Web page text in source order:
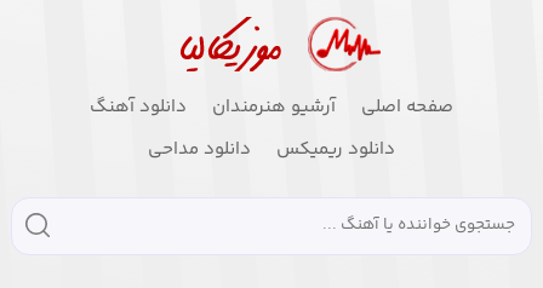
صفحه اصلی آرشیو هنرمندان
دانلود آهنگ
دانلود ریمیکس
دانلود مداحی